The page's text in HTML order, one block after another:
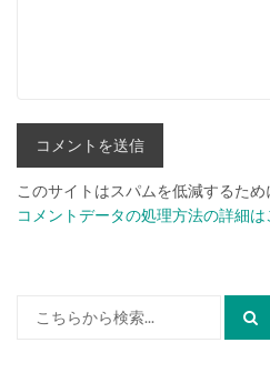
このサイトはスパムを低減するため
コメントデータの処理方法の詳細